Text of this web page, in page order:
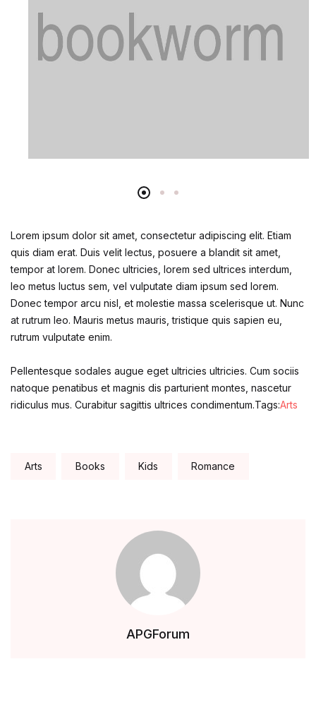
Lorem ipsum dolor sit amet, consectetur adipiscing elit. Etiam
quis diam erat. Duis velit lectus, posuere a blandit sit amet,
tempor at lorem. Donec ultricies, lorem sed ultrices interdum,
leo metus luctus sem, vel vulputate diam ipsum sed lorem.
Donec tempor arcu nisl, et molestie massa scelerisque ut. Nunc
at rutrum leo. Mauris metus mauris, tristique quis sapien eu,
rutrum vulputate enim.
Pellentesque sodales augue eget ultricies ultricies. Cum sociis
natoque penatibus et magnis dis parturient montes, nascetur
ridiculus mus. Curabitur sagittis ultrices condimentum.Tags:Arts
Tags:
Arts Books Kids Romance
APGForum